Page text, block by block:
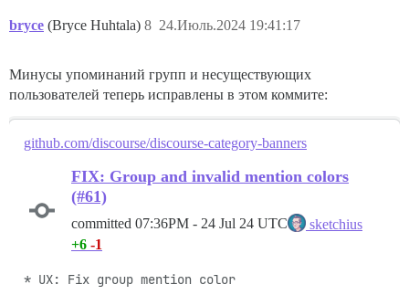
bryce (Bryce Huhtala) 24.Июль.2024 19:41:17
8
Минусы упоминаний групп и несуществующих
пользователей теперь исправлены в этом коммите:
github.com/discourse/discourse-category-banners
FIX: Group and invalid mention colors
(#61)
committed 07:36PM - 24 Jul 24 UTC
sketchius
+6 -1
* UX: Fix group mention color